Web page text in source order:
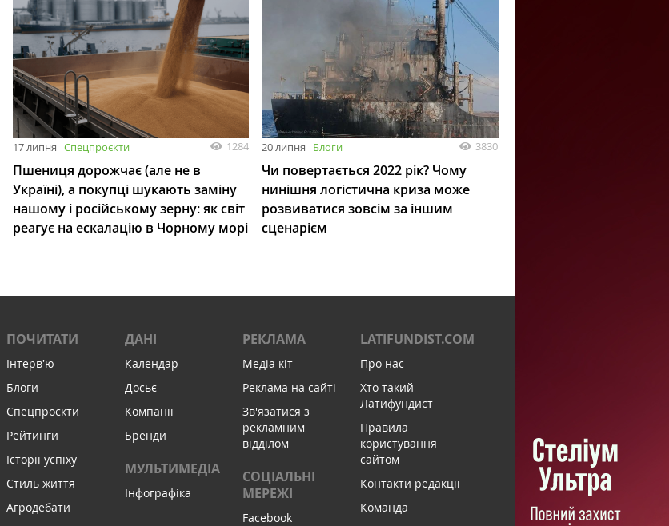
17 липня Спецпроєкти 1284
Пшениця дорожчає (але не в
Україні), а покупці шукають заміну
нашому і російському зерну: як світ
реагує на ескалацію в Чорному морі
20 липня Блоги 3830
Чи повертається 2022 рік? Чому
нинішня логістична криза може
розвиватися зовсім за іншим
сценарієм
ПОЧИТАТИ
Інтервʼю
Блоги
Спецпроєкти
Рейтинги
Історії успіху
Стиль життя
Агродебати
ДАНІ
Календар
Досьє
Компанії
Бренди
МУЛЬТИМЕДІА
Інфографіка
РЕКЛАМА
Медіа кіт
Реклама на сайті
Зв'язатися з
рекламним
відділом
СОЦІАЛЬНІ
МЕРЕЖІ
Facebook
LATIFUNDIST.COM
Про нас
Хто такий
Латифундист
Правила
користування
сайтом
Контакти редакції
Команда